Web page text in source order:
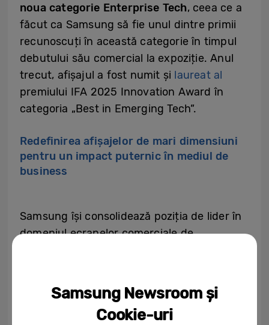
noua categorie Enterprise Tech, ceea ce a
făcut ca Samsung să fie unul dintre primii
recunoscuți în această categorie în timpul
debutului său comercial la expoziție. Anul
trecut, afișajul a fost numit și laureat al
premiului IFA 2025 Innovation Award în
categoria „Best in Emerging Tech”.
Redefinirea afișajelor de mari dimensiuni
pentru un impact puternic în mediul de
business
Samsung își consolidează poziția de lider în
domeniul ecranelor comerciale de
cu impact puternic. La ISE 2026, Samsung
a prezentat pentru prima dată publicului
ecranul Micro RGB de 130 inch
Samsung Newsroom și
Cookie-uri